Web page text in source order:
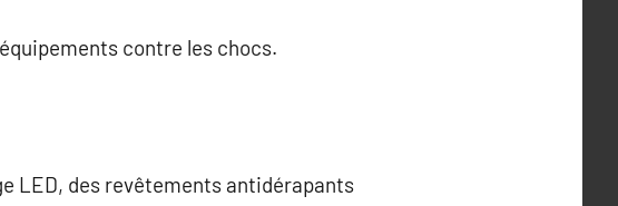
contre les chocs.
LED, des revêtements antidérapants